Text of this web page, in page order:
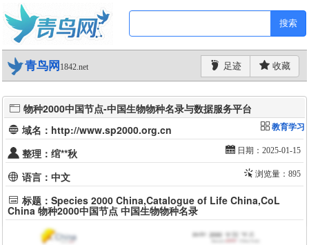
搜索
青鸟网 1842.net 足迹 收藏
物种2000中国节点-中国生物物种名录与数据服务平台
域名：http://www.sp2000.org.cn
教育学习
整理：绾**秋 日期：2025-01-15
语言：中文 浏览量：895
标题：Species 2000 China,Catalogue of Life China,CoL
China 物种2000中国节点 中国生物物种名录